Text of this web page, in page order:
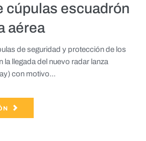
cúpulas escuadrón
aérea
de seguridad y protección de los
llegada del nuevo radar lanza
con motivo...